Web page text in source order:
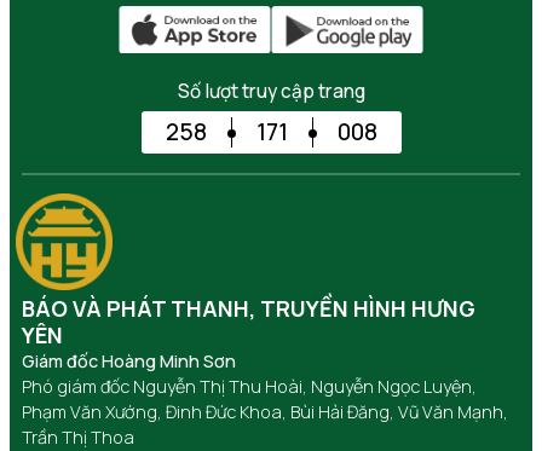
Số lượt truy cập trang
258 171 008
BÁO VÀ PHÁT THANH, TRUYỀN HÌNH HƯNG
YÊN
Giám đốc Hoàng Minh Sơn
Phó giám đốc Nguyễn Thị Thu Hoài, Nguyễn Ngọc Luyện,
Phạm Văn Xướng, Đinh Đức Khoa, Bùi Hải Đăng, Vũ Văn Mạnh,
Trần Thị Thoa